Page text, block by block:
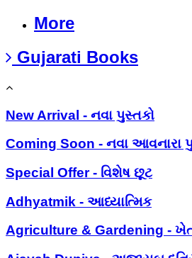
More
Gujarati Books
New Arrival - નવા પુસ્તકો
Coming Soon - નવા આવનારા
Special Offer - વિશેષ છૂટ
Adhyatmik - આધ્યાત્મિક
Agriculture & Gardening -